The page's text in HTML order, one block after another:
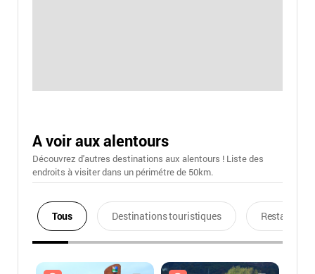
A voir aux alentours
Découvrez d'autres destinations aux alentours ! Liste des
endroits à visiter dans un périmétre de 50km.
Tous Destinations touristiques Restaurants